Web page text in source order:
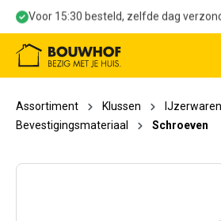
Voor 15:30 besteld, zelfde dag
Assortiment Klussen
IJzerwaren
Bevestigingsmateriaal
Schroeven